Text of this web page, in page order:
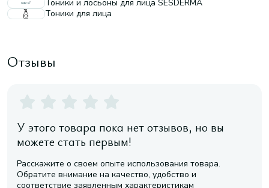
Тоники и лосьоны для лица SESDERMA
Тоники для лица
Отзывы
У этого товара пока нет отзывов, но вы
можете стать первым!
Расскажите о своем опыте использования товара.
Обратите внимание на качество, удобство и
соответствие заявленным характеристикам